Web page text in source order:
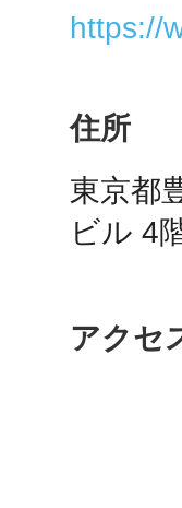
https://
住所
東京都
ビル 4
アクセ